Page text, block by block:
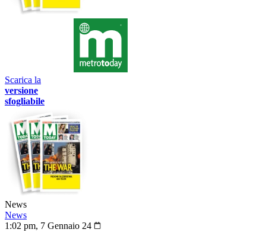
Scarica la
versione
sfogliabile
News
News
1:02 pm, 7 Gennaio 24